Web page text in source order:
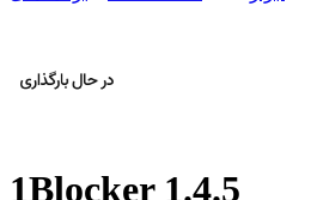
1Blocker 1.4.5